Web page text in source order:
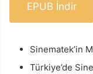
EPUB İndir
Sinematek’in
Türkiye’de